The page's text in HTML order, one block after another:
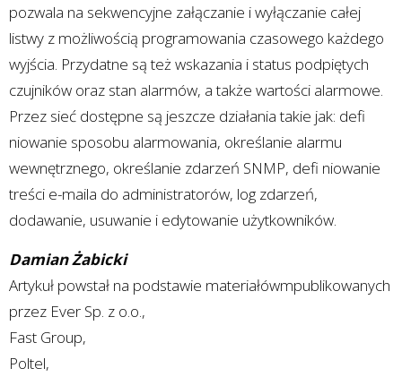
pozwala na sekwencyjne załączanie i wyłączanie całej
listwy z możliwością programowania czasowego każdego
wyjścia. Przydatne są też wskazania i status podpiętych
czujników oraz stan alarmów, a także wartości alarmowe.
Przez sieć dostępne są jeszcze działania takie jak: defi
niowanie sposobu alarmowania, określanie alarmu
wewnętrznego, określanie zdarzeń SNMP, defi niowanie
treści e-maila do administratorów, log zdarzeń,
dodawanie, usuwanie i edytowanie użytkowników.
Damian Żabicki
Artykuł powstał na podstawie materiałówmpublikowanych
przez Ever Sp. z o.o.,
Fast Group,
Poltel,